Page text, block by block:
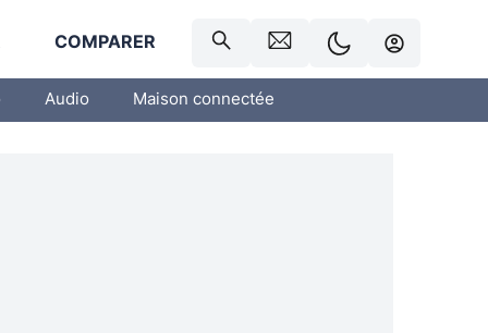
COMPARER
Audio Maison connectée